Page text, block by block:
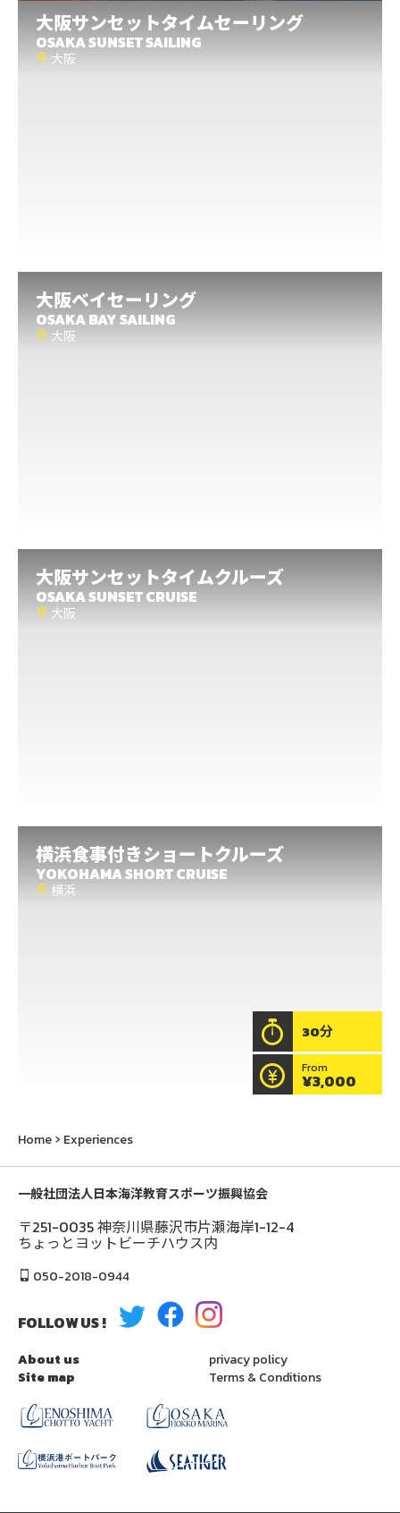
サンセットタイムセーリング
江ノ島
江ノ島と富士山をバックグラウンドに、自由気ままに
大阪サンセットタイムセーリング
OSAKA SUNSET SAILING
大阪
大阪サンセットタイムセーリング
大阪
大阪湾の風景と美しいサンセットを眺めながら、自由
大阪ベイセーリング
OSAKA BAY SAILING
大阪
大阪ベイセーリング
大阪
明石海峡大橋や淀川をバックグラウンドに、風をつか
大阪サンセットタイムクルーズ
OSAKA SUNSET CRUISE
大阪
大阪サンセットタイムクルーズ
大阪
世界最長の吊り橋・明石海峡大橋に沈む夕日を海の上
横浜食事付きショートクルーズ
YOKOHAMA SHORT CRUISE
横浜
30分
From
¥3,000
横浜
してみませんか？ みなとみらいクルージング×お食事
がセットで楽しめるプランです。
もっと見る
Home Experiences
一般社団法人日本海洋教育スポーツ振興協会
〒251-0035 神奈川県藤沢市片瀬海岸1-12-4
ちょっとヨットビーチハウス内
050-2018-0944
FOLLOW US !
About us
Site map
privacy policy
Terms & Conditions